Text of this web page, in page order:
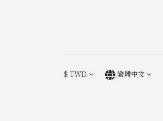
$ TWD 繁體中文